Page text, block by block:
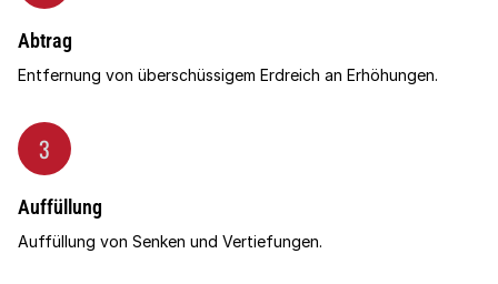
Abtrag
Entfernung von überschüssigem Erdreich an Erhöhungen.
3
Auffüllung
Auffüllung von Senken und Vertiefungen.